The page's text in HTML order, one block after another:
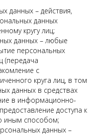
данных – действия,
данных
кругу лиц;
данных – любые
персональных
(передача
с
круга лиц, в том
данных в средствах
в информационно-
доступа к
иным способом;
данных –